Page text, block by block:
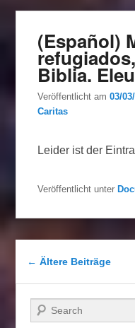
(Español)
Biblia.
Veröffentlicht am03/
Caritas
Leider ist der
Veröffentlicht unter
Beitragsnavigation
← Ältere Beiträge
Suchen